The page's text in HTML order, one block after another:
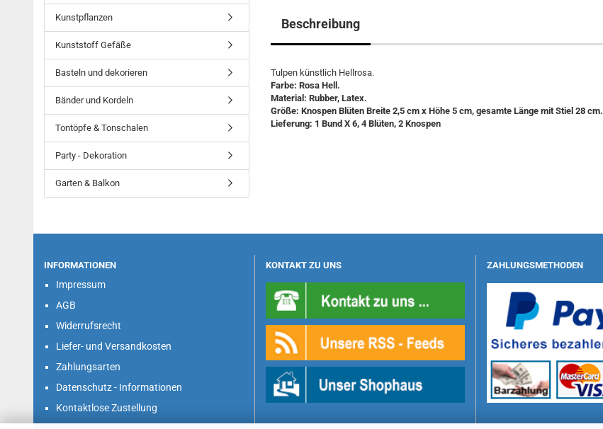
Beschreibung
Tulpen künstlich Hellrosa.
Farbe: Rosa Hell.
Material: Rubber, Latex.
Größe: Knospen Blüten Breite 2,5 cm x Höhe 5 cm, gesamte Länge mit Stiel 28 cm.
Lieferung: 1 Bund X 6, 4 Blüten, 2 Knospen
Kunstpflanzen
Kunststoff Gefäße
Basteln und dekorieren
Bänder und Kordeln
Tontöpfe & Tonschalen
Party - Dekoration
Garten & Balkon
INFORMATIONEN
Impressum
AGB
Widerrufsrecht
Liefer- und Versandkosten
Zahlungsarten
Datenschutz - Informationen
Kontaktlose Zustellung
KONTAKT ZU UNS ZAHLUNGSMETHODEN